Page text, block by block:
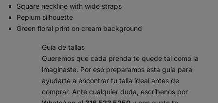
Square neckline with wide straps
Peplum silhouette
Green floral print on cream background
Guia de tallas
Queremos que cada prenda te quede tal como la
imaginaste. Por eso preparamos esta guía para
ayudarte a encontrar tu talla ideal antes de
comprar. Ante cualquier duda, escríbenos por